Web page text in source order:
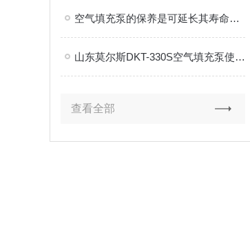
空气填充泵的保养是可延长其寿命的关键
山东莫尔斯DKT-330S空气填充泵使用注意事项
查看全部